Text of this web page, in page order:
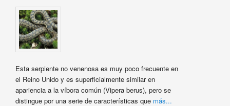
Esta serpiente no venenosa es muy poco frecuente en
el Reino Unido y es superficialmente similar en
apariencia a la víbora común (Vipera berus), pero se
distingue por una serie de características que más...